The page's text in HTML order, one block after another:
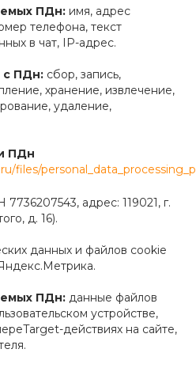
ПДн: имя, адрес
телефона, текст
в чат, IP-адрес.
с ПДн: сбор, запись,
хранение, извлечение,
удаление,
ПДн
files/
адрес: 119021, г.
д. 16).
данных и файлов cookie
ПДн: данные файлов
устройстве,
действиях на сайте,